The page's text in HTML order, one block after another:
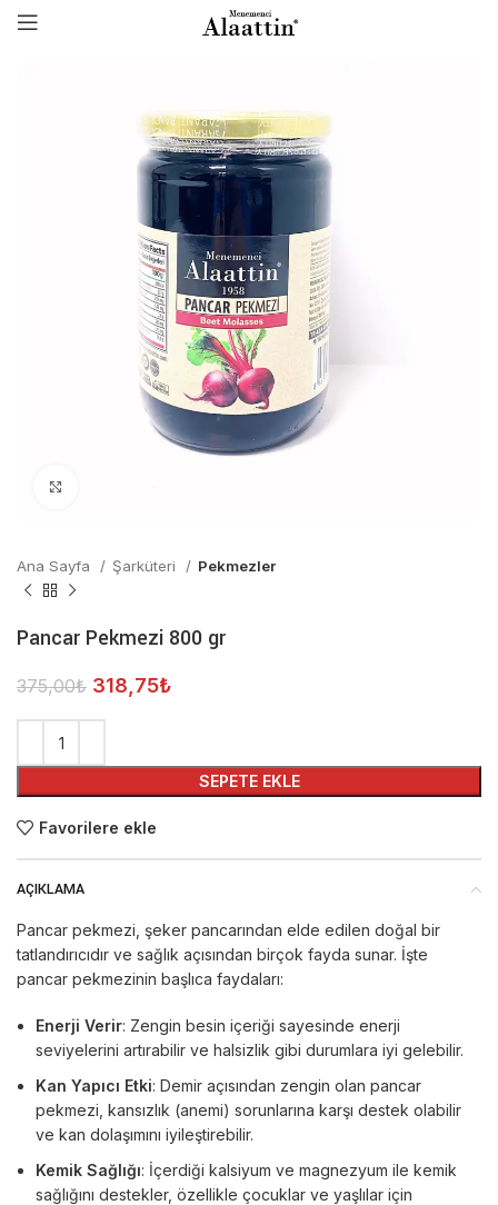
Ana Sayfa Şarküteri Pekmezler
Pancar Pekmezi 800 gr
375,00₺ 318,75₺
SEPETE EKLE
Favorilere ekle
AÇIKLAMA
Pancar pekmezi, şeker pancarından elde edilen doğal bir
tatlandırıcıdır ve sağlık açısından birçok fayda sunar. İşte
pancar pekmezinin başlıca faydaları:
Enerji Verir: Zengin besin içeriği sayesinde enerji
seviyelerini artırabilir ve halsizlik gibi durumlara iyi gelebilir.
Kan Yapıcı Etki: Demir açısından zengin olan pancar
pekmezi, kansızlık (anemi) sorunlarına karşı destek olabilir
ve kan dolaşımını iyileştirebilir.
Kemik Sağlığı: İçerdiği kalsiyum ve magnezyum ile kemik
sağlığını destekler, özellikle çocuklar ve yaşlılar için